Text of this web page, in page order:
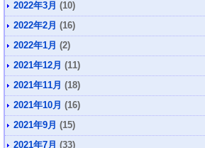
2022年3月 (10)
2022年2月 (16)
2022年1月 (2)
2021年12月 (11)
2021年11月 (18)
2021年10月 (16)
2021年9月 (15)
2021年7月 (33)